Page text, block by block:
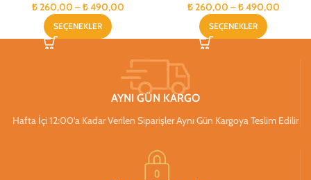
₺260,00 –₺490,00
SEÇENEKLER
₺260,00 –₺490,00
SEÇENEKLER
AYNI GÜN KARGO
Hafta İçi 12:00’a Kadar Verilen Siparişler Aynı Gün Kargoya Teslim Edilir